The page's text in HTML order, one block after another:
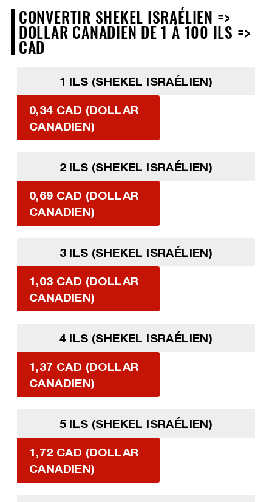
CONVERTIR SHEKEL ISRAÉLIEN =>
DOLLAR CANADIEN DE 1 À 100 ILS =>
CAD
1 ILS (SHEKEL ISRAÉLIEN)
0,34 CAD (DOLLAR
CANADIEN)
2 ILS (SHEKEL ISRAÉLIEN)
0,69 CAD (DOLLAR
CANADIEN)
3 ILS (SHEKEL ISRAÉLIEN)
1,03 CAD (DOLLAR
CANADIEN)
4 ILS (SHEKEL ISRAÉLIEN)
1,37 CAD (DOLLAR
CANADIEN)
5 ILS (SHEKEL ISRAÉLIEN)
1,72 CAD (DOLLAR
CANADIEN)